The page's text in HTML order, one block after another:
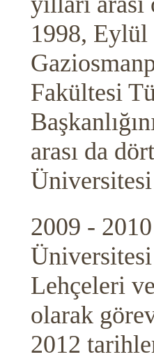
1998, Eylül
Fakültesi
arası da
Üniversitesi
2009 -
Lehçeleri
olarak
2012